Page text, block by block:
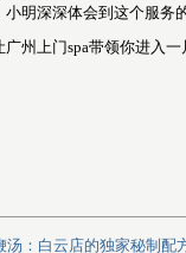
明深深体会到这个服务
州上门spa带领你进入
汤：白云店的独家秘制配